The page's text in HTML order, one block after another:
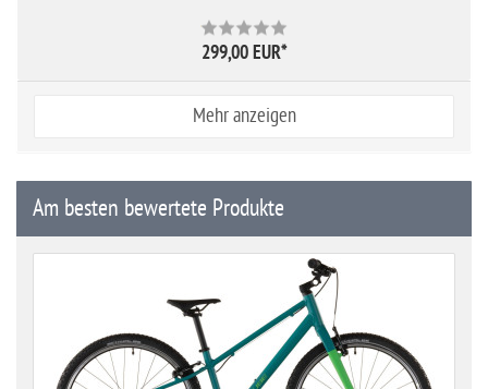
299,00 EUR*
Mehr anzeigen
Am besten bewertete Produkte